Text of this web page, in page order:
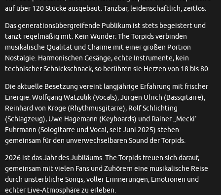
auf über 120 Stücke ausgebaut. Tanzbar, leidenschaftlich, zeitlos.
Das generationsübergreifende Publikum ist stets begeistert und
tanzt regelmäßig mit. Kein Wunder: The Torpids verbinden
musikalische Qualität und Charme mit einer großen Portion
Nostalgie. Harmonischen Gesänge, echte Instrumente, kein
technischer Schnickschnack, so berühren sie Herzen von 18 bis 80.
Die aktuelle Besetzung vereint langjährige Erfahrung mit frischer
Energie: Wolfgang Watzulik (Vocals), Jürgen Ulrich (Bassgitarre),
Reinhard von Kroge (Rhythmusgitarre), Rolf Schlichting
(Schlagzeug), Uwe Hagemann (Keyboards) und Rainer „Mecki‘
Fuhrmann (Sologitarre und Vocal, seit Juni 2025) stehen
gemeinsam für den unverwechselbaren Sound der Torpids.
2026 ist das Jahr des Jubiläums. The Torpids freuen sich darauf,
gemeinsam mit vielen Fans und Zuhörern eine musikalische Reise
durch unsterbliche Songs, voller Erinnerungen, Emotionen und
echter Live-Atmosphäre zu erleben.